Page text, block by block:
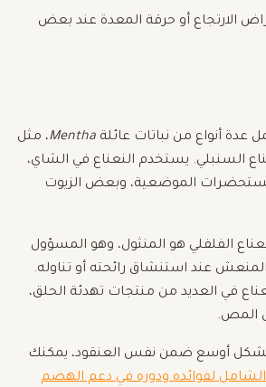
الارتجاع أو حرقة المعدة عند بعض
عدة أنواع من نباتات عائلة Mentha، مثل
السنبلي. يستخدم النعناع في الشاي،
الموضعية، وبعض الزيوت
الفلفلي هو المنثول، وهو المسؤول
عند استنشاق رائحته أو تناوله.
في العديد من منتجات تهدئة الحلق،
المص.
بشكل أوسع ضمن نفس العنقود، يمكنك
الشامل لفوائده ودوره في دعم الهضم